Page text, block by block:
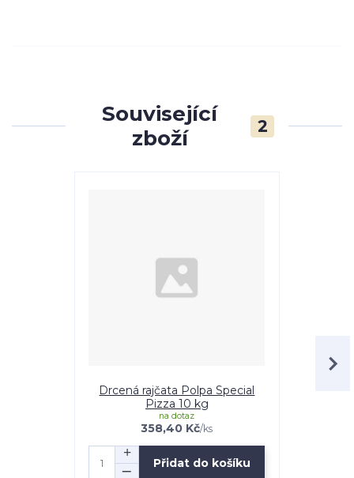
Související
zboží
2
Drcená rajčata Polpa Special
Pizza 10 kg
358,40 Kč/ks
na dotaz
Přidat do košíku